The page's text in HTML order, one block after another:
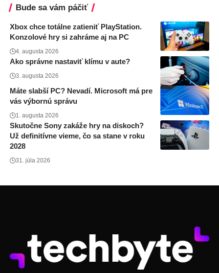
Bude sa vám páčiť
Xbox chce totálne zatieniť PlayStation.
Konzolové hry si zahráme aj na PC
4. augusta 2026
Ako správne nastaviť klímu v aute?
3. augusta 2026
Máte slabší PC? Nevadí. Microsoft má pre
vás výbornú správu
1. augusta 2026
Skutočne Sony zakáže hry na diskoch?
Už definitívne vieme, čo sa stane v roku
2028
31. júla 2026